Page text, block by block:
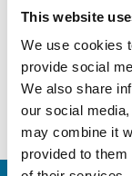
This website
We use cookies
provide social
We also share
our social
may combine it
provided to